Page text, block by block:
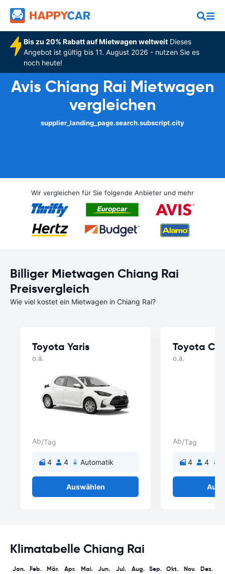
Bis zu 20% Rabatt auf Mietwagen weltweitDieses
Angebot ist gültig bis 11. August 2026 - nutzen Sie es
noch heute!
Avis Chiang Rai Mietwagen
vergleichen
supplier_landing_page.search.subscript.city
Wir vergleichen für Sie folgende Anbieter und mehr
Billiger Mietwagen Chiang Rai
Preisvergleich
Wie viel kostet ein Mietwagen in Chiang Rai?
Toyota Yaris
o.ä.
Ab/Tag
4 4 Automatik
Auswählen
Toyota
o.ä.
Ab/Tag
4 4
Klimatabelle Chiang Rai
Jan. Feb. Mär. Apr. Mai. Jun. Jul. Aug. Sep. Okt. Nov. Dez.